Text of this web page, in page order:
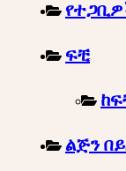
ፍቺ
ልጅን